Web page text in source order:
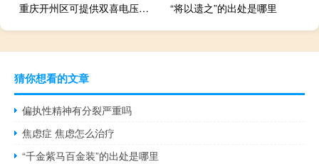
重庆开州区可提供双喜电压力锅维修服务地址在哪
“将以遗之”的出处是哪里
猜你想看的文章
偏执性精神有分裂严重吗
焦虑症 焦虑怎么治疗
“千金紫马百金装”的出处是哪里